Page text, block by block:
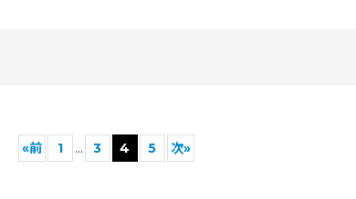
«前 1 ... 3 4 5 次»